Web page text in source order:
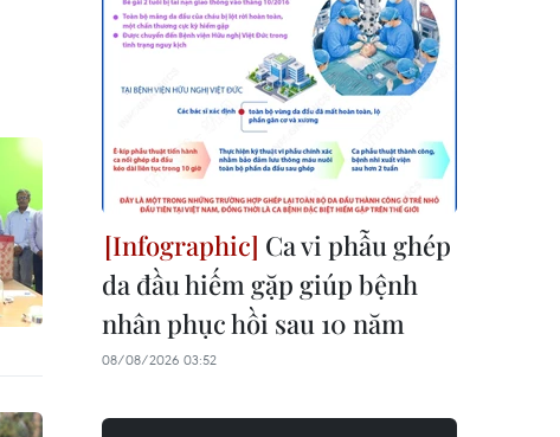
Ca vi phẫu ghép
da đầu hiếm gặp giúp bệnh
nhân phục hồi sau 10 năm
08/08/2026 03:52